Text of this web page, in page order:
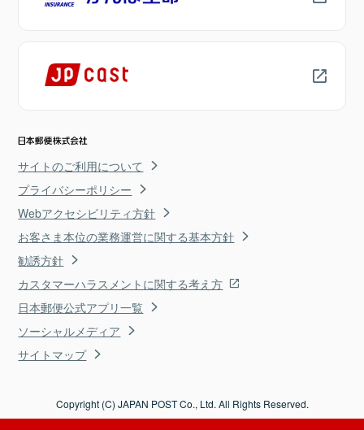
サイトのご利用について
プライバシーポリシー
Webアクセシビリティ方針
お客さま本位の業務運営に関する基本方針
勧誘方針
カスタマーハラスメントに関する考え方
日本郵便公式アプリ一覧
ソーシャルメディア
サイトマップ
Copyright (C) JAPAN POST Co., Ltd. All Rights Reserved.